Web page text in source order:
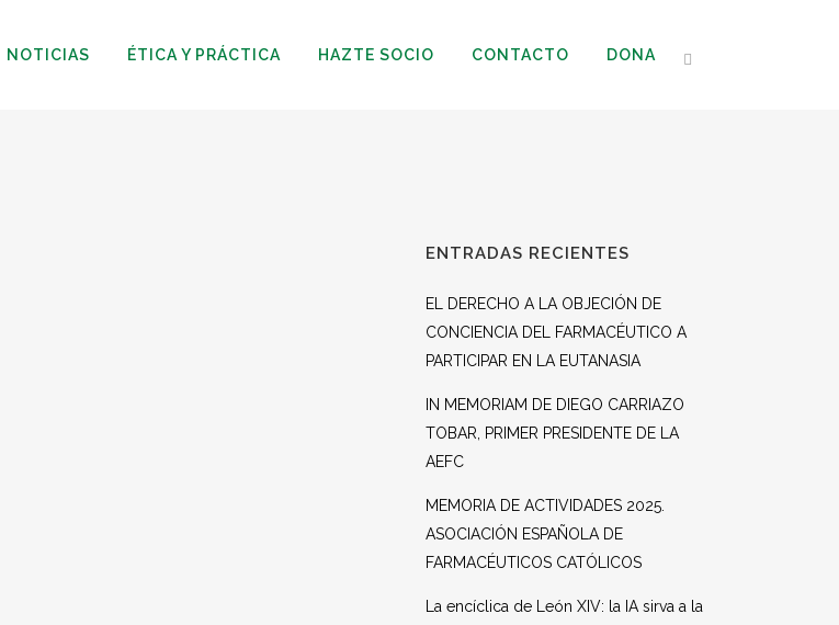
NOTICIAS ÉTICA Y PRÁCTICA HAZTE SOCIO CONTACTO DONA
ENTRADAS RECIENTES
EL DERECHO A LA OBJECIÓN DE
CONCIENCIA DEL FARMACÉUTICO A
PARTICIPAR EN LA EUTANASIA
IN MEMORIAM DE DIEGO CARRIAZO
TOBAR, PRIMER PRESIDENTE DE LA
AEFC
MEMORIA DE ACTIVIDADES 2025.
ASOCIACIÓN ESPAÑOLA DE
FARMACÉUTICOS CATÓLICOS
La encíclica de León XIV: la IA sirva a la